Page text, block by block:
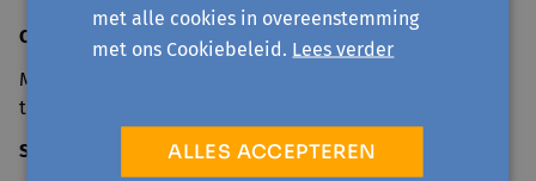
Openingsuren onthaal
Maandag tot en met vrijdag van 9u30 tot 12u30 en 13u30
tot 16u
Sluitingsdagen 2026
met alle cookies in overeenstemming
met ons Cookiebeleid. Lees verder
ALLES ACCEPTEREN